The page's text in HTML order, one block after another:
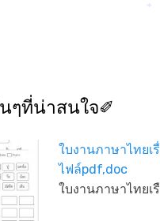
ๆที่น่าสนใจ✐
ใบงานภาษาไทยเ
ไฟล์pdf,doc
ใบงานภาษาไทยเ